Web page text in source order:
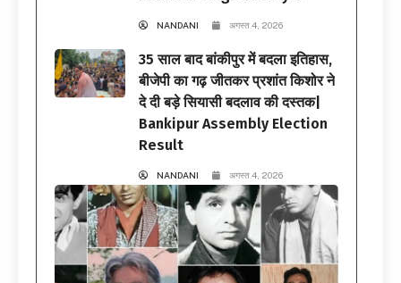
NANDANI अगस्त 4, 2026
35 साल बाद बांकीपुर में बदला इतिहास,
बीजेपी का गढ़ जीतकर प्रशांत किशोर ने
दे दी बड़े सियासी बदलाव की दस्तक|
Bankipur Assembly Election
Result
NANDANI अगस्त 4, 2026